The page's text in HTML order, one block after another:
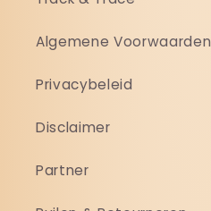
Algemene Voorwaarden
Privacybeleid
Disclaimer
Partner